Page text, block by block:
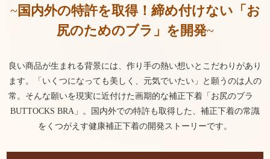
~国内外の特許を取得！締め付けない「お
尻のためのブラ」を開発~
良い商品が生まれる背景には、作り手の熱い想いとこだわりがあり
ます。
「いくつになっても美しく、元気でいたい」と願うのは人の
常。 そんな願いを現実に近付けた画期的な補正下着「お尻のブラ
BUTTOCKS BRA」。
国内外での特許も取得した、補正下着の常識
をくつがえす健康補正下着の開発ストーリーです。